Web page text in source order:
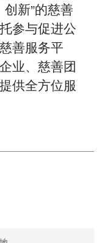
创新”的慈善
参与促进公
善服务平
业、慈善团
供全方位服